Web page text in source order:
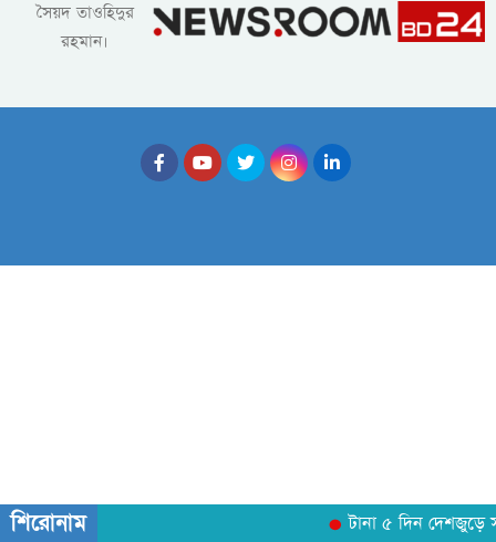
সৈয়দ তাওহিদুর
রহমান।
শিরোনাম টানা ৫ দিন দেশজুড়ে